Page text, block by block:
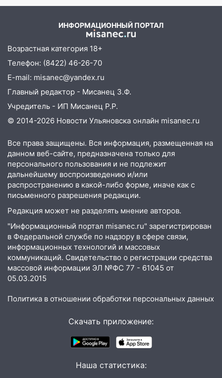
загорелись промышленные отходы
загорелся гаражный бокс:
эвакуировались четыре человека
09:28 В Майнском районе загорелся
дачный дом
08:28 УлГУ получит субсидию на
создание отечественного ПЦР-
07:17 Какая погода ждёт Ульяновскую
область днём 4 августа
07:10 В Ульяновске почти 20 тысяч
вооружённых человек, в том числе
женщины
06:00
Топор убил человека, а пожары
уничтожили 122 дома
05:00 Вселенная выбрала фаворита:
гороскоп на 4 августа — один знак ждет
настоящий прорыв
20:38
Ульяновские легкоатлетки
ударил знакомого ножом в грудь
В Ульяновске открылась выставка
к 100-летию художника Владимира
ИНФОРМАЦИОННЫЙ ПОРТАЛ
Возрастная категория 18+
Телефон: (8422) 46-26-70
E-mail: misanec@yandex.ru
Главный редактор - Мисанец З.Ф.
Учредитель - ИП Мисанец Р.Р.
© 2014-2026 Новости Ульяновска онлайн misanec.ru
Все права защищены. Вся информация, размещенная на
данном веб-сайте, предназначена только для
персонального пользования и не подлежит
дальнейшему воспроизведению и/или
распространению в какой-либо форме, иначе как с
письменного разрешения редакции.
Редакция может не разделять мнение авторов.
"Информационный портал misanec.ru" зарегистрирован
в Федеральной службе по надзору в сфере связи,
информационных технологий и массовых
коммуникаций. Свидетельство о регистрации средства
массовой информации ЭЛ №ФС 77 - 61045 от
05.03.2015
Политика в отношении обработки персональных данных
Скачать приложение:
Наша статистика: